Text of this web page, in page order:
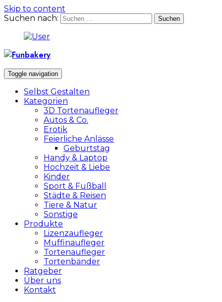
Skip to content
Suchen nach:
Toggle navigation
Selbst Gestalten
Kategorien
3D Tortenaufleger
Autos & Co.
Erotik
Feierliche Anlässe
Geburtstag
Handy & Laptop
Hochzeit & Liebe
Kinder
Sport & Fußball
Städte & Reisen
Tiere & Natur
Sonstige
Produkte
Lizenzaufleger
Muffinaufleger
Tortenaufleger
Tortenbänder
Ratgeber
Über uns
Kontakt